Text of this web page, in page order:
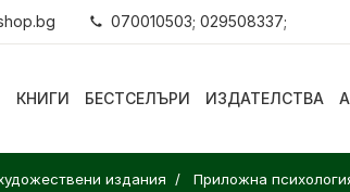
070010503; 029508337;
КНИГИ БЕСТСЕЛЪРИ ИЗДАТЕЛСТВА
издания Приложна